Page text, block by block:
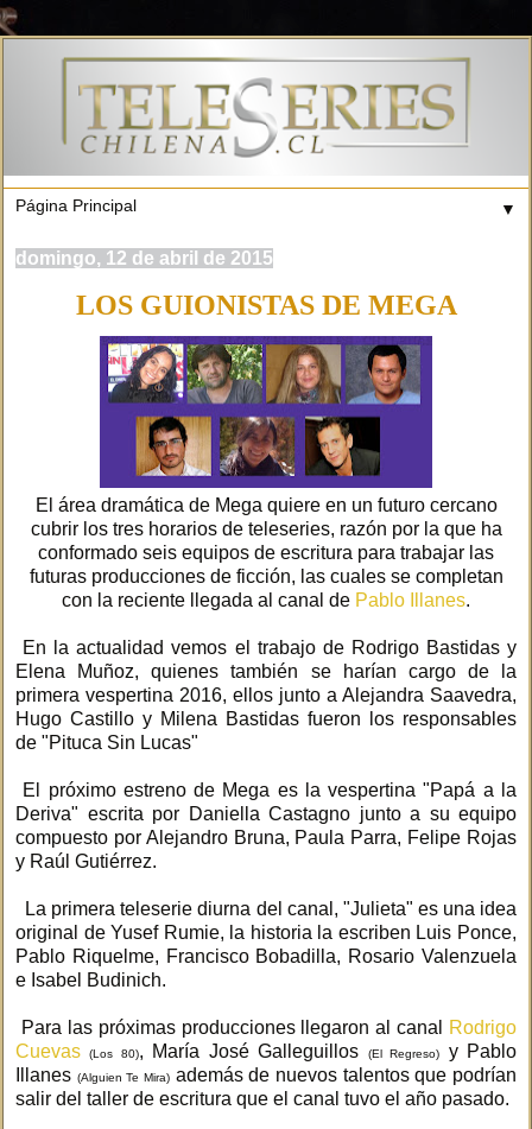
▼
domingo, 12 de abril de 2015
LOS GUIONISTAS DE MEGA
El área dramática de Mega quiere en un futuro cercano
cubrir los tres horarios de teleseries, razón por la que ha
conformado seis equipos de escritura para trabajar las
futuras producciones de ficción, las cuales se completan
con la reciente llegada al canal de Pablo Illanes.
En la actualidad vemos el trabajo de Rodrigo Bastidas y
Elena Muñoz, quienes también se harían cargo de la
primera vespertina 2016, ellos junto a Alejandra Saavedra,
Hugo Castillo y Milena Bastidas fueron los responsables
de "Pituca Sin Lucas"
El próximo estreno de Mega es la vespertina "Papá a la
Deriva" escrita por Daniella Castagno junto a su equipo
compuesto por Alejandro Bruna, Paula Parra, Felipe Rojas
y Raúl Gutiérrez.
La primera teleserie diurna del canal, "Julieta" es una idea
original de Yusef Rumie, la historia la escriben Luis Ponce,
Pablo Riquelme, Francisco Bobadilla, Rosario Valenzuela
e Isabel Budinich.
Para las próximas producciones llegaron al canal
Rodrigo
Cuevas
(Los 80), María José Galleguillos (El Regreso)
y Pablo
Illanes (Alguien Te Mira) además de nuevos talentos que podrían
salir del taller de escritura que el canal tuvo el año pasado.